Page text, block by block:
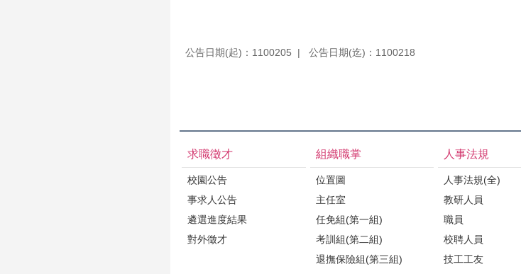
公告日期(起)：1100205 公告日期(迄)：1100218
求職徵才
校園公告
事求人公告
遴選進度結果
對外徵才
組織職掌
位置圖
主任室
任免組(第一組)
考訓組(第二組)
退撫保險組(第三組)
人事法規
人事法規(全)
教研人員
職員
校聘人員
技工工友